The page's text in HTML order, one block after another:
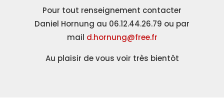
Pour tout renseignement contacter
Daniel Hornung au 06.12.44.26.79 ou par
mail d.hornung@free.fr
Au plaisir de vous voir très bientôt